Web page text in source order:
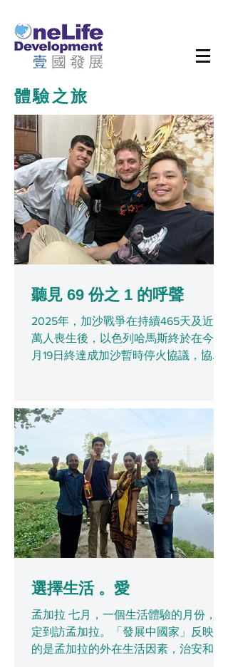
體驗之旅
聽見 69 份之 1 的呼聲
2025年，加沙戰爭在持續465天及近5
萬人喪生後，以色列哈馬斯終於在今年1
月19日終達成加沙暫時停火協議，協議
讓人質與家人得以團聚。路透社報道，
以色列總理辦公室表示，將根據威特科
夫方案，在延長首階段停火協...
選擇生活 。愛
孟加拉 七月，一個生活體驗的月份， 決
定到訪孟加拉。「發展中國家」反映著
的是孟加拉的外在生活因素，治安和經